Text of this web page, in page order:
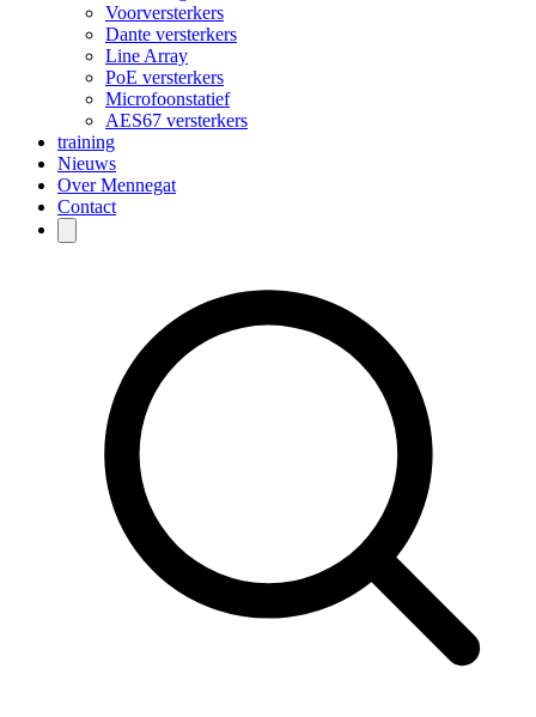
Voorversterkers
Dante versterkers
Line Array
PoE versterkers
Microfoonstatief
AES67 versterkers
training
Nieuws
Over Mennegat
Contact